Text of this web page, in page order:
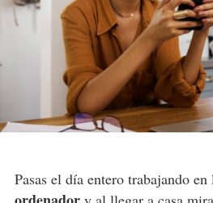
Pasas el día entero trabajando